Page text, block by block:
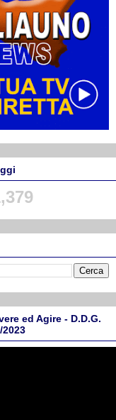
ed Agire - D.D.G.
2023